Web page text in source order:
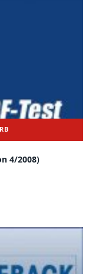
4/2008)